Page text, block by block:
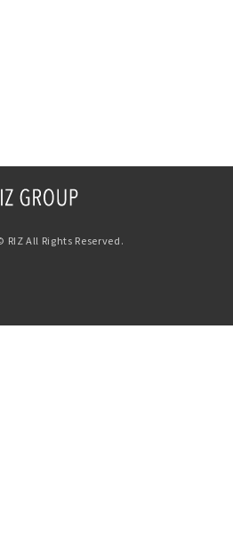
RIZ All Rights Reserved.